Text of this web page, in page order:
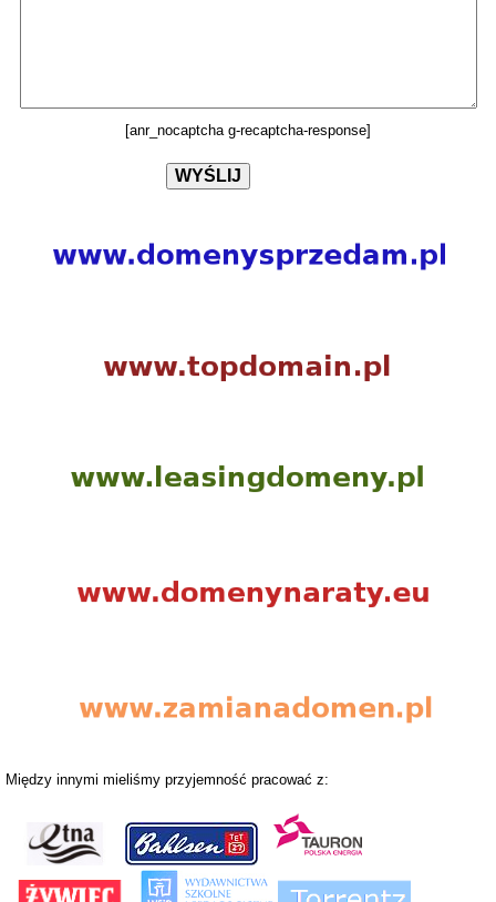
[anr_nocaptcha g-recaptcha-response]
Między innymi mieliśmy przyjemność pracować z: